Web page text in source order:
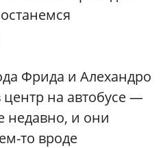
Фрида и Алехандро
на автобусе —
недавно, и они
то вроде